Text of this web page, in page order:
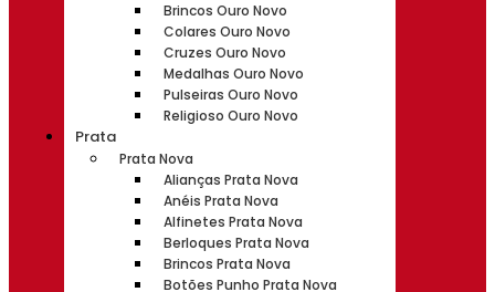
Brincos Ouro Novo
Colares Ouro Novo
Cruzes Ouro Novo
Medalhas Ouro Novo
Pulseiras Ouro Novo
Religioso Ouro Novo
Prata
Prata Nova
Alianças Prata Nova
Anéis Prata Nova
Alfinetes Prata Nova
Berloques Prata Nova
Brincos Prata Nova
Botões Punho Prata Nova